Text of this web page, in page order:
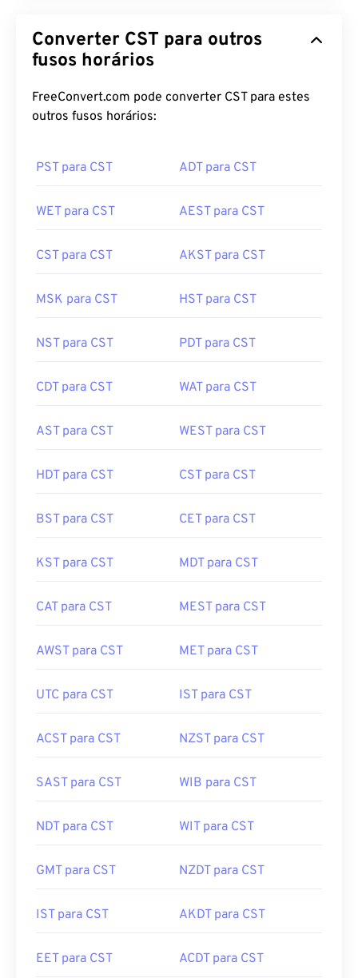
Converter CST para outros
fusos horários
FreeConvert.com pode converter CST para estes
outros fusos horários:
PST para CST ADT para CST
WET para CST AEST para CST
CST para CST AKST para CST
MSK para CST HST para CST
NST para CST PDT para CST
CDT para CST WAT para CST
AST para CST WEST para CST
HDT para CST CST para CST
BST para CST CET para CST
KST para CST MDT para CST
CAT para CST MEST para CST
AWST para CST MET para CST
UTC para CST IST para CST
ACST para CST NZST para CST
SAST para CST WIB para CST
NDT para CST WIT para CST
GMT para CST NZDT para CST
IST para CST AKDT para CST
EET para CST ACDT para CST